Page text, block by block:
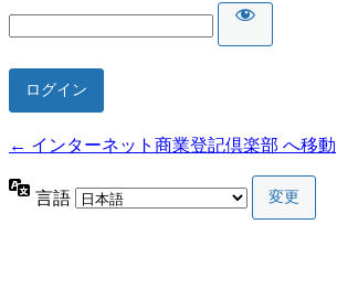
← インターネット商業登記倶楽部 へ移動
言語